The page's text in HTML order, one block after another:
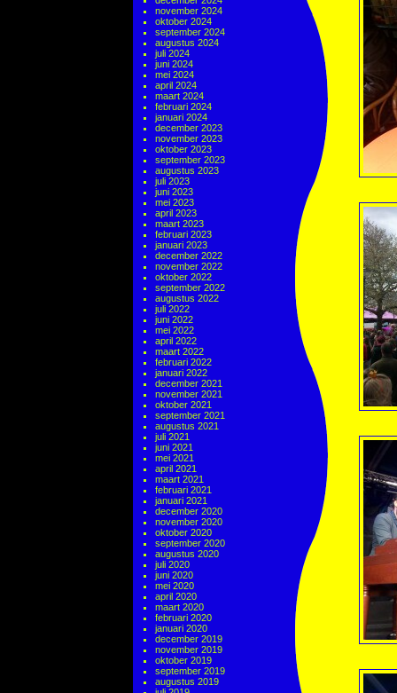
november 2024
oktober 2024
september 2024
augustus 2024
juli 2024
juni 2024
mei 2024
april 2024
maart 2024
februari 2024
januari 2024
december 2023
november 2023
oktober 2023
september 2023
augustus 2023
juli 2023
juni 2023
mei 2023
april 2023
maart 2023
februari 2023
januari 2023
december 2022
november 2022
oktober 2022
september 2022
augustus 2022
juli 2022
juni 2022
mei 2022
april 2022
maart 2022
februari 2022
januari 2022
december 2021
november 2021
oktober 2021
september 2021
augustus 2021
juli 2021
juni 2021
mei 2021
april 2021
maart 2021
februari 2021
januari 2021
december 2020
november 2020
oktober 2020
september 2020
augustus 2020
juli 2020
juni 2020
mei 2020
april 2020
maart 2020
februari 2020
januari 2020
december 2019
november 2019
oktober 2019
september 2019
augustus 2019